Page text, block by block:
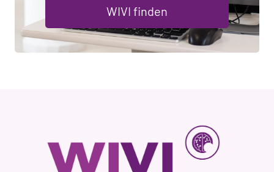
WIVI finden